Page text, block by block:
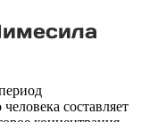
составляет